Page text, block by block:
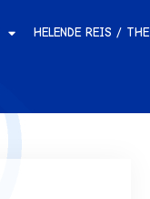
HELENDE REIS /